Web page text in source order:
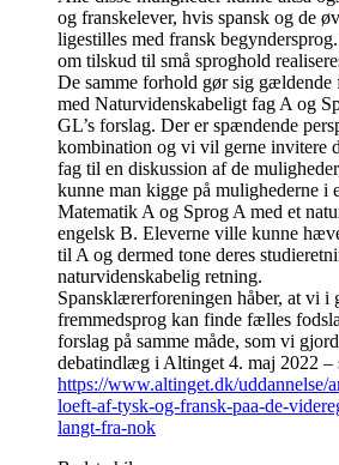
og franskelever, hvis spansk og de
ligestilles med fransk
om tilskud til små sproghold
De samme forhold gør sig gældende
med Naturvidenskabeligt fag A og
GL’s forslag. Der er spændende
kombination og vi vil gerne invitere
fag til en diskussion af de
kunne man kigge på mulighederne i
Matematik A og Sprog A med et
engelsk B. Eleverne ville kunne
til A og dermed tone deres
naturvidenskabelig retning.
Spansklærerforeningen håber, at vi i
fremmedsprog kan finde fælles
forslag på samme måde, som vi
debatindlæg i Altinget 4. maj 2022 –
https://www.altinget.dk/uddannelse/
loeft-af-tysk-og-fransk-paa-de-
langt-fra-nok